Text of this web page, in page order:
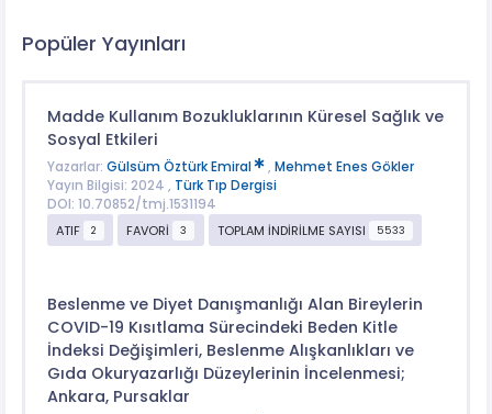
Popüler Yayınları
Madde Kullanım Bozukluklarının Küresel Sağlık ve
Sosyal Etkileri
Yazarlar: Gülsüm Öztürk Emiral , Mehmet Enes Gökler
Yayın Bilgisi: 2024 , Türk Tıp Dergisi
DOI: 10.70852/tmj.1531194
ATIF
2 FAVORİ 3 TOPLAM İNDİRİLME SAYISI 5533
Beslenme ve Diyet Danışmanlığı Alan Bireylerin
COVID-19 Kısıtlama Sürecindeki Beden Kitle
İndeksi Değişimleri, Beslenme Alışkanlıkları ve
Gıda Okuryazarlığı Düzeylerinin İncelenmesi;
Ankara, Pursaklar